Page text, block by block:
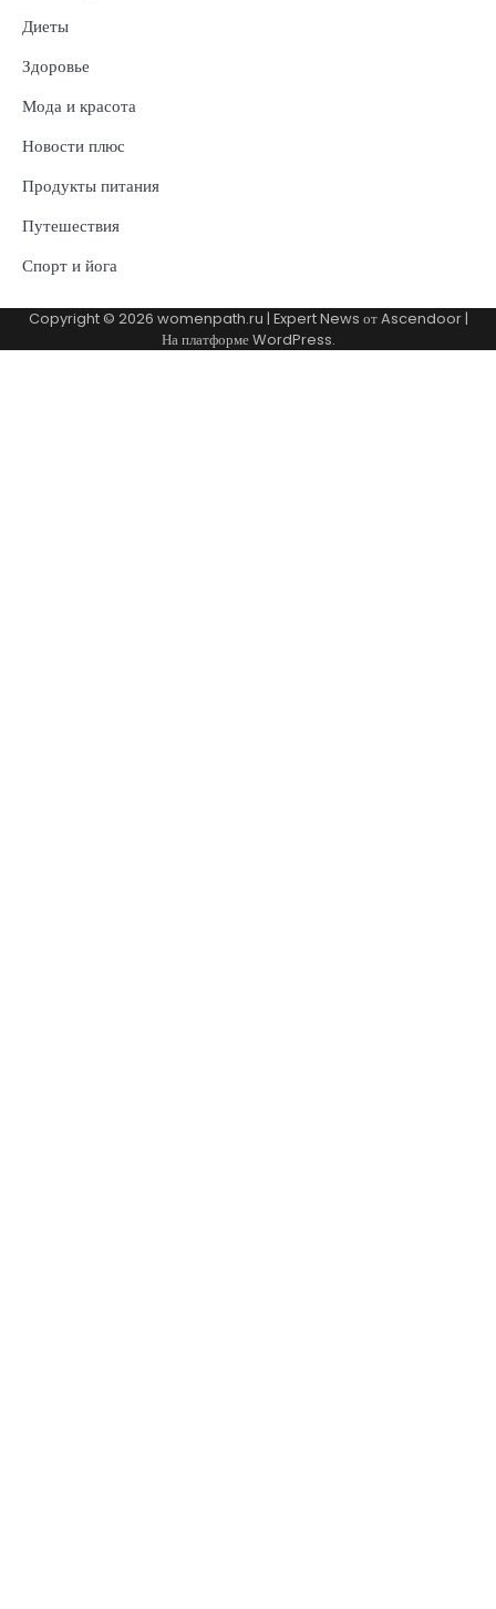
Диеты
Здоровье
Мода и красота
Новости плюс
Продукты питания
Путешествия
Спорт и йога
Copyright © 2026 womenpath.ru | Expert News отAscendoor|
На платформеWordPress.